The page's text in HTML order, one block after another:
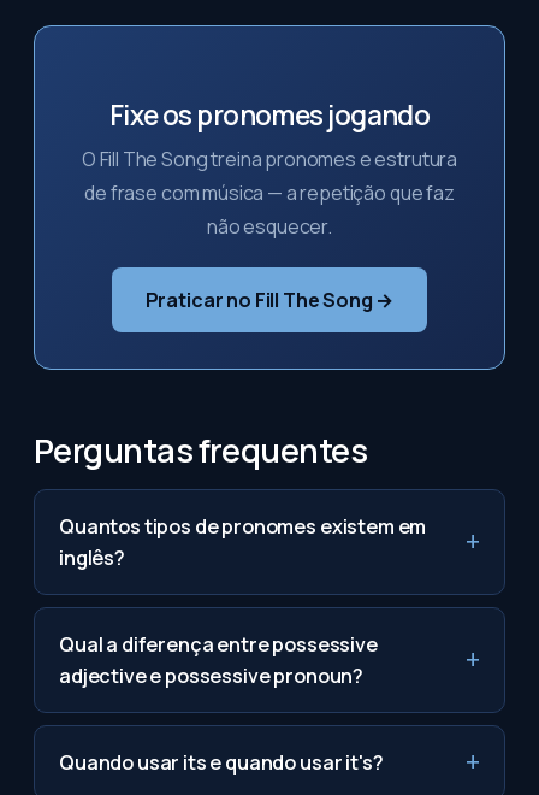
Fixe os pronomes jogando
O Fill The Song treina pronomes e estrutura
de frase com música — a repetição que faz
não esquecer.
Praticar no Fill The Song →
Perguntas frequentes
Quantos tipos de pronomes existem em
inglês?
Qual a diferença entre possessive
adjective e possessive pronoun?
Quando usar its e quando usar it's?